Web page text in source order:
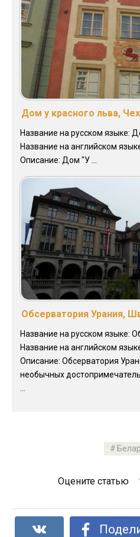
Дом у красного льва,
Название на русском языке:
Название на английском
Описание: Дом "У ...
Обсерватория Урания,
Название на русском языке:
Название на английском
Описание: Обсерватория
необычных
Оцените статью